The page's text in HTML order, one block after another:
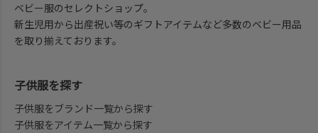
ベビー服のセレクトショップ。
新生児用から出産祝い等のギフトアイテムなど多数のベビー用品
を取り揃えております。
子供服を探す
子供服をブランド一覧から探す
子供服をアイテム一覧から探す